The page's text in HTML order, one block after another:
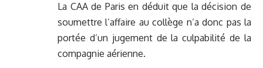
La CAA de Paris en déduit que la décision de
soumettre l’affaire au collège n’a donc pas la
portée d’un jugement de la culpabilité de la
compagnie aérienne.